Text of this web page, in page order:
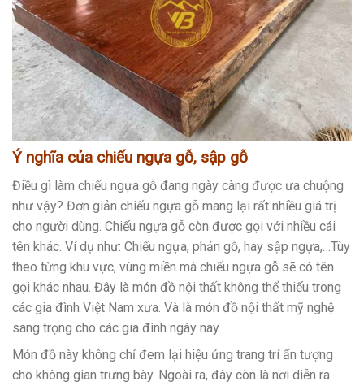
Ý nghĩa của chiếu ngựa gỗ, sập gỗ
Điều gì làm chiếu ngựa gỗ đang ngày càng được ưa chuộng
như vậy? Đơn giản chiếu ngựa gỗ mang lại rất nhiều giá trị
cho người dùng. Chiếu ngựa gỗ còn được gọi với nhiều cái
tên khác. Ví dụ như: Chiếu ngựa, phản gỗ, hay sập ngựa,…Tùy
theo từng khu vực, vùng miền mà chiếu ngựa gỗ sẽ có tên
gọi khác nhau. Đây là món đồ nội thất không thể thiếu trong
các gia đình Việt Nam xưa. Và là món đồ nội thất mỹ nghệ
sang trọng cho các gia đình ngày nay.
Món đồ này không chỉ đem lại hiệu ứng trang trí ấn tượng
cho không gian trưng bày. Ngoài ra, đây còn là nơi diễn ra